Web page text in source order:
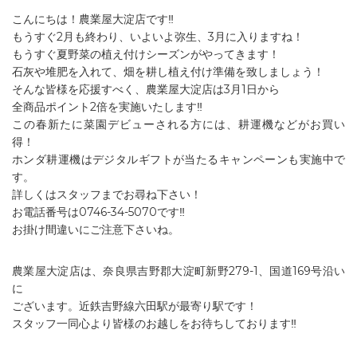
こんにちは！農業屋大淀店です‼︎
もうすぐ2月も終わり、いよいよ弥生、3月に入りますね！
もうすぐ夏野菜の植え付けシーズンがやってきます！
石灰や堆肥を入れて、畑を耕し植え付け準備を致しましょう！
そんな皆様を応援すべく、農業屋大淀店は3月1日から
全商品ポイント2倍を実施いたします‼︎
この春新たに菜園デビューされる方には、耕運機などがお買い
得！
ホンダ耕運機はデジタルギフトが当たるキャンペーンも実施中で
す。
詳しくはスタッフまでお尋ね下さい！
お電話番号は0746-34-5070です‼︎
お掛け間違いにご注意下さいね。
農業屋大淀店は、奈良県吉野郡大淀町新野279-1、国道169号沿い
に
ございます。近鉄吉野線六田駅が最寄り駅です！
スタッフ一同心より皆様のお越しをお待ちしております‼︎